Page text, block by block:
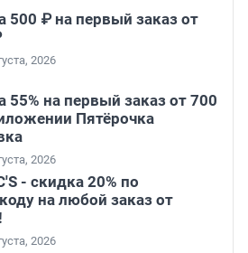
500 ₽ на первый заказ от
2026
55% на первый заказ от 700
Пятёрочка
2026
- скидка 20% по
на любой заказ от
2026